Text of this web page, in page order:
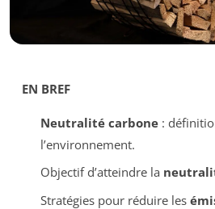
EN BREF
Neutralité carbone:
l’environnement.
Objectif d’atteindre la
Stratégies pour réduire les